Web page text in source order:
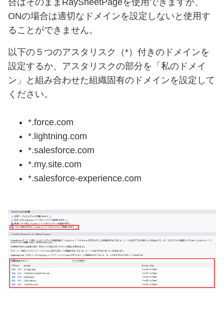
合はそのままRaySheetPageを使用できますが、
ONの場合は適切なドメインを設定しないと使用す
ることができません。
以下の５つのアスタリスク（*）付きのドメインを
設定するか、アスタリスクの部分を「私のドメイ
ン」と組み合わせた組織固有のドメインを設定して
ください。
*.force.com
*.lightning.com
*.salesforce.com
*.my.site.com
*.salesforce-experience.com